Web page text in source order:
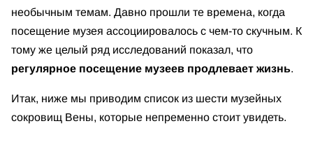
необычным темам. Давно прошли те времена, когда
посещение музея ассоциировалось с чем-то скучным. К
тому же целый ряд исследований показал, что
регулярное посещение музеев продлевает жизнь.
Итак, ниже мы приводим список из шести музейных
сокровищ Вены, которые непременно стоит увидеть.